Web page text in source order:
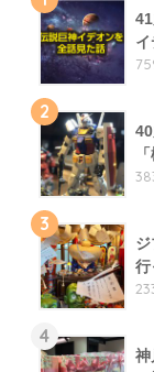
2
3
行
4
神